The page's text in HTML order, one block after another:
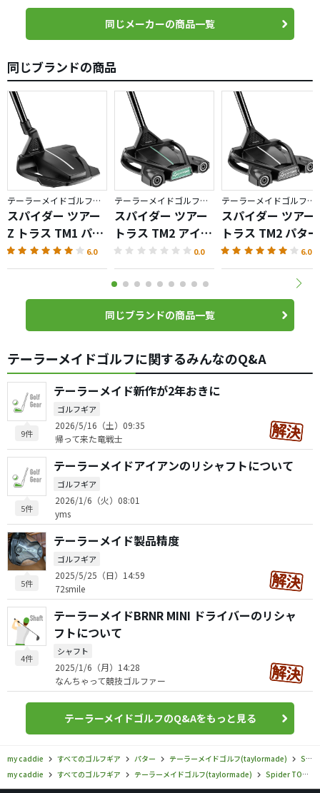
同じメーカーの商品一覧
同じブランドの商品
テーラーメイドゴルフ／Spider TOUR
スパイダー ツアー
Z トラス TM1 パタ
ー
6.0
テーラーメイドゴルフ／Spider TOUR
スパイダー ツアー
トラス TM2 アイス
ミント パター
0.0
テーラーメイドゴルフ／Spider TOUR
スパイダー ツアー
トラス TM2 パター
6.0
同じブランドの商品一覧
テーラーメイドゴルフに関するみんなのQ&A
9件
テーラーメイド新作が2年おきに
ゴルフギア
2026/5/16（土）09:35
帰って来た竜戦士
5件
テーラーメイドアイアンのリシャフトについて
ゴルフギア
2026/1/6（火）08:01
yms
5件
テーラーメイド製品精度
ゴルフギア
2025/5/25（日）14:59
72smile
4件
テーラーメイドBRNR MINI ドライバーのリシャ
フトについて
シャフト
2025/1/6（月）14:28
なんちゃって競技ゴルファー
テーラーメイドゴルフのQ&Aをもっと見る
my caddie すべてのゴルフギア パター テーラーメイドゴルフ(taylormade)
Spider TOUR
my caddie
すべてのゴルフギア テーラーメイドゴルフ(taylormade) Spider TOUR